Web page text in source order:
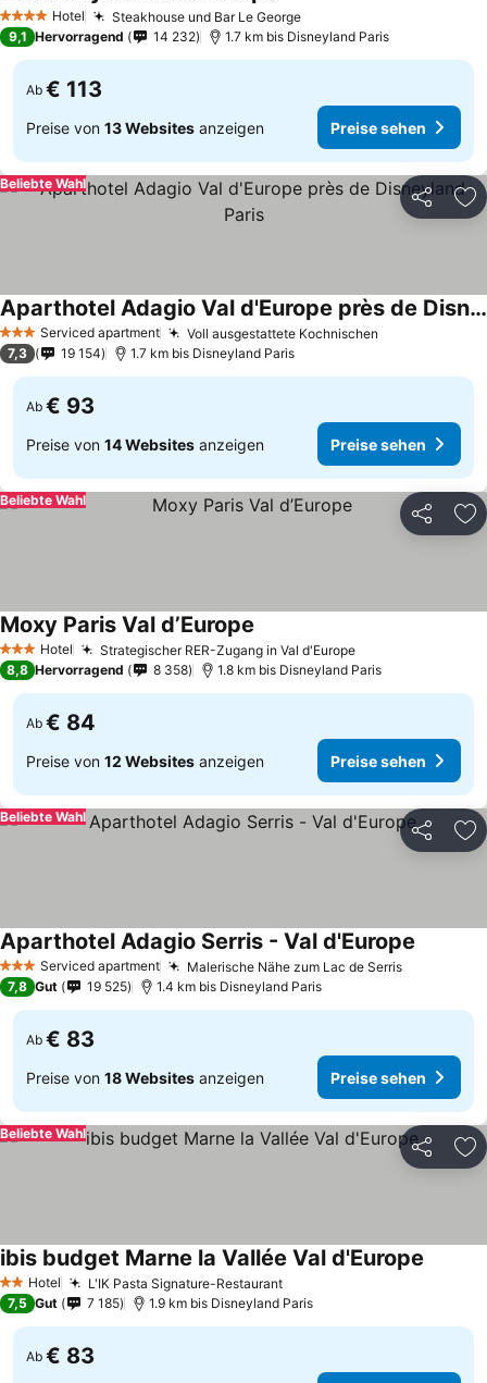
4 Sterne Hotel Steakhouse und Bar Le George
9,1 Hervorragend 14 232 1.7 km bis Disneyland Paris
Ab € 113
Preise von 13 Websites anzeigen Preise sehen
Teilen
Beliebte Wahl
3 SterneServiced apartment Voll ausgestattete Kochnischen
Aparthotel Adagio Val d'Europe près de Disneyland Paris
7,3 19 154 1.7 km bis Disneyland Paris
Ab € 93
Preise von 14 Websites anzeigen Preise sehen
Teilen
Beliebte Wahl
3 SterneHotel Strategischer RER-Zugang in Val d'Europe
Moxy Paris Val d’Europe
8,8 Hervorragend 8 358 1.8 km bis Disneyland Paris
Ab € 84
Preise von 12 Websites anzeigen Preise sehen
Teilen
Beliebte Wahl
3 SterneServiced apartment Malerische Nähe zum Lac de Serris
Aparthotel Adagio Serris - Val d'Europe
7,8 Gut 19 525 1.4 km bis Disneyland Paris
Ab € 83
Preise von 18 Websites anzeigen Preise sehen
Teilen
Beliebte Wahl
2 Sterne
Hotel L'IK Pasta Signature-Restaurant
ibis budget Marne la Vallée Val d'Europe
7,5 Gut 7 185 1.9 km bis Disneyland Paris
Ab € 83